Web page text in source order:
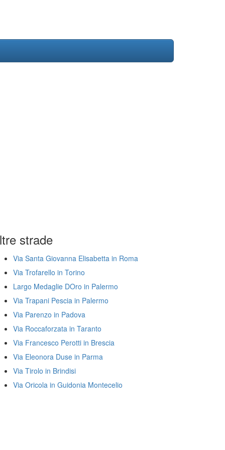
strade
Via Santa Giovanna Elisabetta in Roma
Via Trofarello in Torino
Largo Medaglie DOro in Palermo
Via Trapani Pescia in Palermo
Via Parenzo in Padova
Via Roccaforzata in Taranto
Via Francesco Perotti in Brescia
Via Eleonora Duse in Parma
Via Tirolo in Brindisi
Via Oricola in Guidonia Montecelio